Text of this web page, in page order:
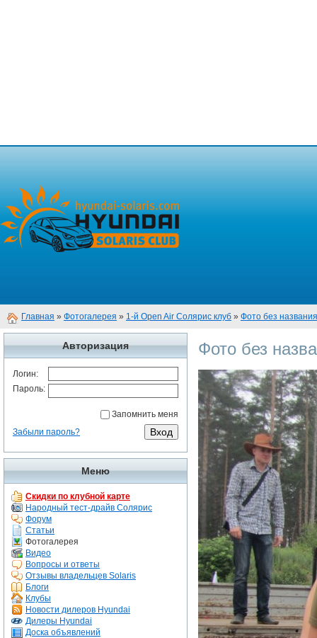
Главная » Фотогалерея » 1-й Open Air Солярис клуб » Фото без названия
Авторизация
Логин:
Пароль:
Запомнить меня
Забыли пароль?
Меню
Скидки по клубной карте
Народный тест-драйв Солярис
Форум
Статьи
Фотогалерея
Видео
Вопросы и ответы
Отзывы владельцев Solaris
Блоги
Клубы
Новости дилеров Hyundai
Дилеры Hyundai
Доска объявлений
Фото без